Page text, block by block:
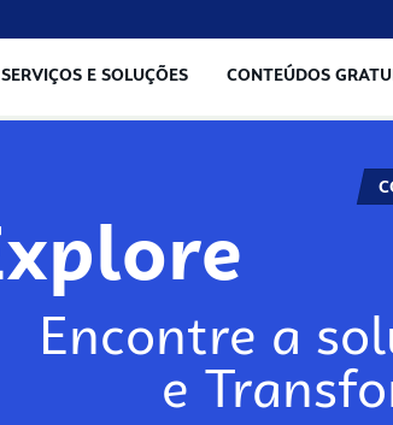
SERVIÇOS E SOLUÇÕES CONTEÚDOS
Explore
Encontre a
e